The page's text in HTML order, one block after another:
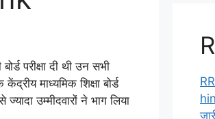
परीक्षा दी थी उन सभी
माध्यमिक शिक्षा बोर्ड
उम्मीदवारों ने भाग लिया